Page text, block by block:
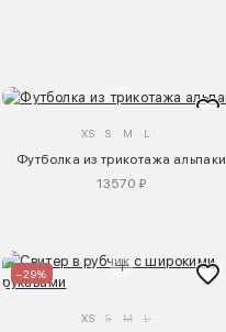
XS S M L
Футболка из трикотажа альпаки
13570 ₽
–29%
XS S M L